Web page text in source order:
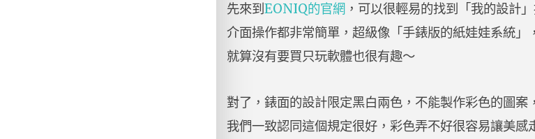
先來到 EONIQ的官網 ，可以很輕易的找到「我的設計
介面操作都非常簡單，超級像「手錶版的紙娃娃系統」
就算沒有要買只玩軟體也很有趣～
對了，錶面的設計限定黑白兩色，不能製作彩色的圖案，
我們一致認同這個規定很好，彩色弄不好很容易讓美感